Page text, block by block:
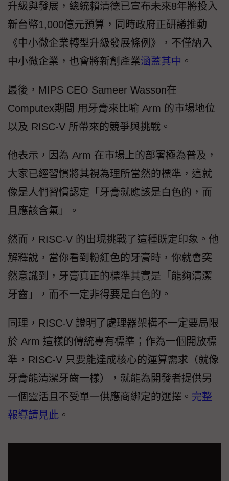
升級與發展，總統賴清德已宣布未來8年將投入
新台幣1,000億元預算，同時政府正研議推動
《中小微企業轉型升級發展條例》，不僅納入
中小微企業，也會將新創產業涵蓋其中 。
最後，MIPS CEO Sameer Wasson在
Computex期間 用牙膏來比喻 Arm 的市場地位
以及 RISC-V 所帶來的競爭與挑戰。
他表示，因為 Arm 在市場上的部署極為普及，
大家已經習慣將其視為理所當然的標準，這就
像是人們習慣認定「牙膏就應該是白色的，而
且應該含氟」。
然而，RISC-V 的出現挑戰了這種既定印象。他
解釋說，當你看到粉紅色的牙膏時，你就會突
然意識到，牙膏真正的標準其實是「能夠清潔
牙齒」，而不一定非得要是白色的。
同理，RISC-V 證明了處理器架構不一定要局限
於 Arm 這樣的傳統專有標準；作為一個開放標
準，RISC-V 只要能達成核心的運算需求（就像
牙膏能清潔牙齒一樣），就能為開發者提供另
一個靈活且不受單一供應商綁定的選擇。 完整
報導請見此 。